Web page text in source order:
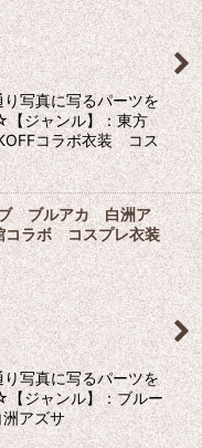
写真に写るパーツを
ジャンル】：東方
コラボ衣装 コス
ブルアカ 白洲ア
ラボ コスプレ衣装
写真に写るパーツを
ジャンル】：ブルー
洲アズサ